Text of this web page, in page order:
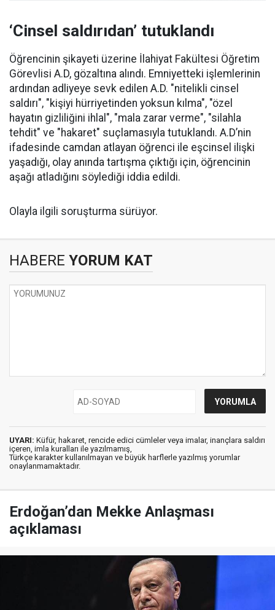
‘Cinsel saldırıdan’ tutuklandı
Öğrencinin şikayeti üzerine İlahiyat Fakültesi Öğretim
Görevlisi A.D, gözaltına alındı. Emniyetteki işlemlerinin
ardından adliyeye sevk edilen A.D. "nitelikli cinsel
saldırı", "kişiyi hürriyetinden yoksun kılma", "özel
hayatın gizliliğini ihlal", "mala zarar verme", "silahla
tehdit" ve "hakaret" suçlamasıyla tutuklandı. A.D’nin
ifadesinde camdan atlayan öğrenci ile eşcinsel ilişki
yaşadığı, olay anında tartışma çıktığı için, öğrencinin
aşağı atladığını söylediği iddia edildi.
Olayla ilgili soruşturma sürüyor.
HABERE YORUM KAT
UYARI: Küfür, hakaret, rencide edici cümleler veya imalar, inançlara saldırı
içeren, imla kuralları ile yazılmamış,
Türkçe karakter kullanılmayan ve büyük harflerle yazılmış yorumlar
onaylanmamaktadır.
Erdoğan’dan Mekke Anlaşması
açıklaması